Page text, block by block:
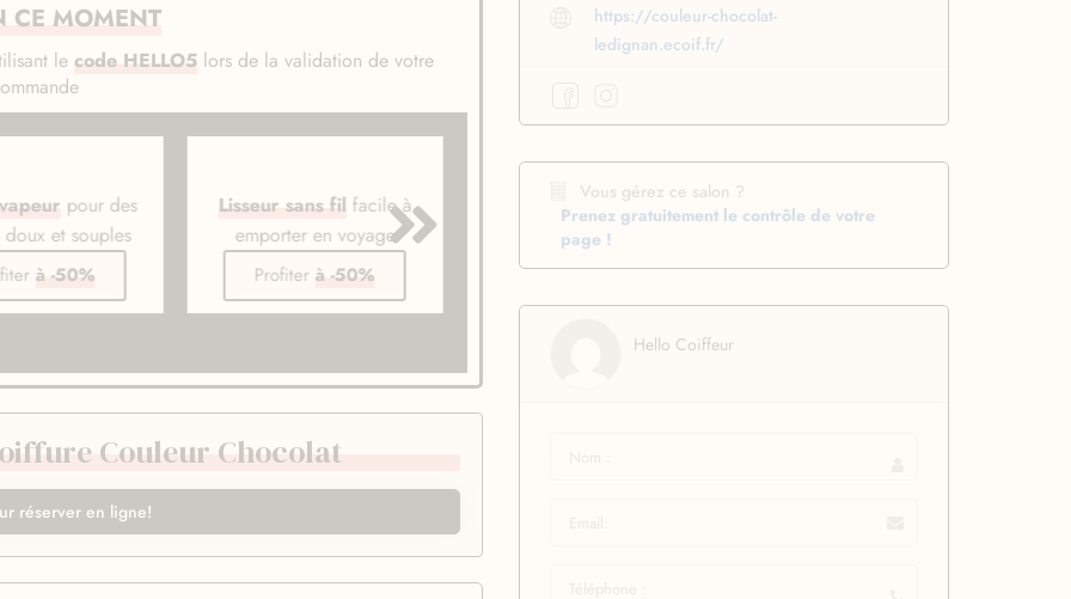
CE MOMENT
le code HELLO5lors de la validation de votre
pour des
doux et souples
à -50%
Lisseur sans fil facile à
emporter en voyage
Profiterà -50%
Brosse lissante pour des
lissage ultra rapide
Profiterà -50%
Boucleur automatique
Profiterà -50%
Couleur Chocolat
réserver en ligne!
https://couleur-chocolat-
ledignan.ecoif.fr/
Vous gérez ce salon ?
Prenez gratuitement le contrôle de votre
page !
Hello Coiffeur